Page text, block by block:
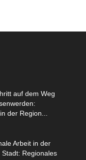
auf dem Weg
der Region...
Arbeit in der
Regionales